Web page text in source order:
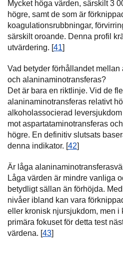
Mycket höga värden, särskilt 3
högre, samt de som är
koagulationsrubbningar,
särskilt oroande. Denna profil
utvärdering. [41]
Vad betyder förhållandet
och alaninaminotransferas?
Det är bara en riktlinje. Vid de
alaninaminotransferas relativt
alkoholassocierad
mot aspartataminotransferas
högre. En definitiv slutsats
denna indikator. [42]
Är låga
Låga värden är mindre vanliga
betydligt sällan än förhöjda.
nivåer ibland kan vara
eller kronisk njursjukdom, men i
primära fokuset för detta test
värdena. [43]